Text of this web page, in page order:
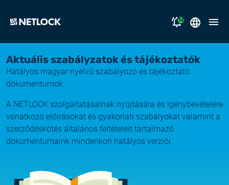
megoldásaink
támogatás
miért a NETLOCK?
NL Campus
12
Nyitvatartási tájékoztató
2026.07.17.
Tájékoztatás átmeneti e-mail kézbesítési
fennakadásról
2026.07.14.
2026.06.22.
Magyar
English
Aktuális szabályzatok és tájékoztatók
Hatályos magyar nyelvű szabályozó és tájékoztató
dokumentumok.
A NETLOCK szolgáltatásainak nyújtására és igénybevételére
vonatkozó előírásokat és gyakorlati szabályokat valamint a
szerződéskötés általános feltételeit tartalmazó
dokumentumaink mindenkori hatályos verziói.